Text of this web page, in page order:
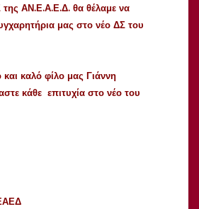
ΑΝ.Ε.Α.Ε.Δ. θα θέλαμε να
μας στο νέο ΔΣ του
καλό φίλο μας Γιάννη
κάθε επιτυχία στο νέο του